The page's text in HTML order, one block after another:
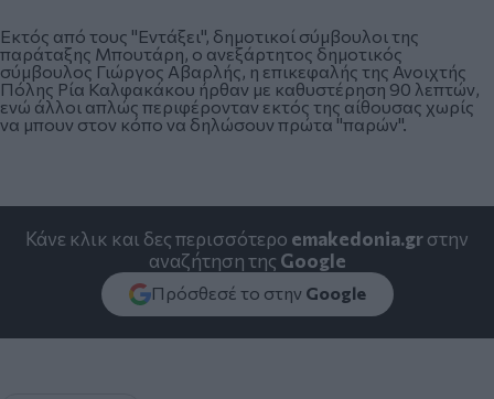
Εκτός από τους "Εντάξει", δημοτικοί σύμβουλοι της
παράταξης Μπουτάρη, ο ανεξάρτητος δημοτικός
σύμβουλος Γιώργος Αβαρλής, η επικεφαλής της Ανοιχτής
Πόλης Ρία Καλφακάκου ήρθαν με καθυστέρηση 90 λεπτών,
ενώ άλλοι απλώς περιφέρονταν εκτός της αίθουσας χωρίς
να μπουν στον κόπο να δηλώσουν πρώτα "παρών".
Κάνε κλικ και δες περισσότερο emakedonia.grστην
αναζήτηση της Google
Πρόσθεσέ το στην Google